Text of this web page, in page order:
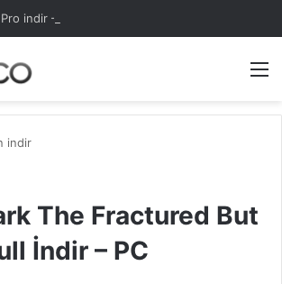
indir – Türkçe – Güncel 2025
indir
The Fractured But
İndir – PC